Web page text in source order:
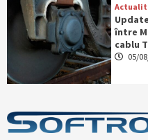
între
cablu
05/